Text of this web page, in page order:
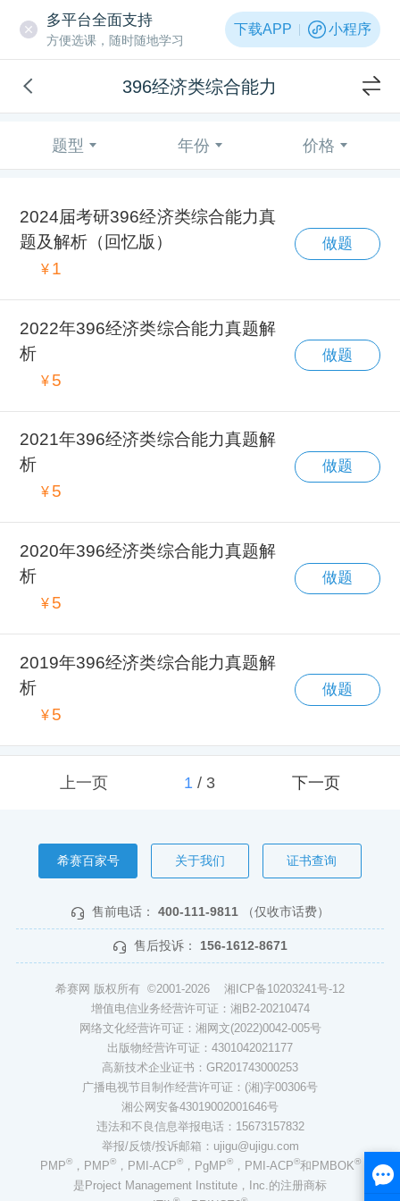
多平台全面支持
方便选课，随时随地学习
下载APP 小程序
396经济类综合能力
题型 年份 价格
2024届考研396经济类综合能力真
题及解析（回忆版）
¥ 1
做题
2022年396经济类综合能力真题解
析
¥ 5
做题
2021年396经济类综合能力真题解
析
¥ 5
做题
2020年396经济类综合能力真题解
析
¥ 5
做题
2019年396经济类综合能力真题解
析
¥ 5
做题
上一页 1/ 3 下一页
希赛百家号 关于我们 证书查询
售前电话： 400-111-9811 （仅收市话费）
售后投诉： 156-1612-8671
希赛网 版权所有 ©2001-2026 湘ICP备10203241号-12
增值电信业务经营许可证：湘B2-20210474
网络文化经营许可证：湘网文(2022)0042-005号
出版物经营许可证：4301042021177
高新技术企业证书：GR201743000253
广播电视节目制作经营许可证：(湘)字00306号
湘公网安备43019002001646号
违法和不良信息举报电话：15673157832
举报/反馈/投诉邮箱：ujigu@ujigu.com
PMP®，PMP®，PMI-ACP®，PgMP®，PMI-ACP®和PMBOK®
是Project Management Institute，Inc.的注册商标